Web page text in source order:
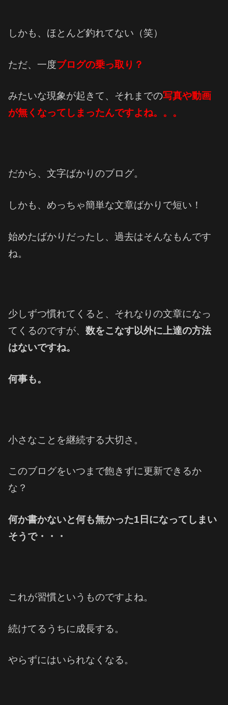
しかも、ほとんど釣れてない（笑）
ただ、一度ブログの乗っ取り？
みたいな現象が起きて、それまでの写真や動画
が無くなってしまったんですよね。。。
だから、文字ばかりのブログ。
しかも、めっちゃ簡単な文章ばかりで短い！
始めたばかりだったし、過去はそんなもんです
ね。
少しずつ慣れてくると、それなりの文章になっ
てくるのですが、 数をこなす以外に上達の方法
はないですね。
何事も。
小さなことを継続する大切さ。
このブログをいつまで飽きずに更新できるか
な？
何か書かないと何も無かった1日になってしまい
そうで・・・
これが習慣というものですよね。
続けてるうちに成長する。
やらずにはいられなくなる。